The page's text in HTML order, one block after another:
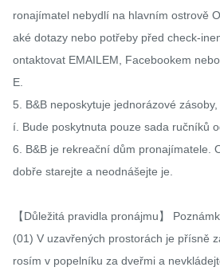
ronajímatel nebydlí na hlavním ostrově
aké dotazy nebo potřeby před check-
ontaktovat EMAILEM, Facebookem
E.
5. B&B neposkytuje jednorázové
í. Bude poskytnuta pouze sada ručníků
6. B&B je rekreační dům pronajímatele.
dobře starejte a neodnášejte je.
【Důležitá pravidla pronájmu】
(01) V uzavřených prostorách je přísně
rosím v popelníku za dveřmi a